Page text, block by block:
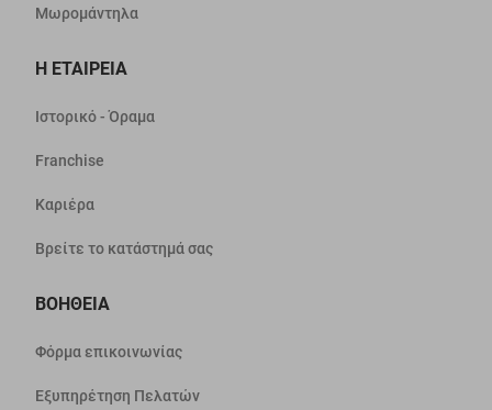
Μωρομάντηλα
Η ΕΤΑΙΡΕΙΑ
Ιστορικό - Όραμα
Franchise
Καριέρα
Βρείτε το κατάστημά σας
ΒΟΗΘΕΙΑ
Φόρμα επικοινωνίας
Εξυπηρέτηση Πελατών